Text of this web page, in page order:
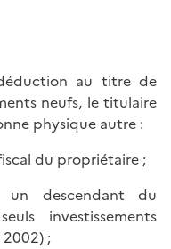
au titre de
neufs, le titulaire
physique autre :
du propriétaire ;
descendant du
investissements
;